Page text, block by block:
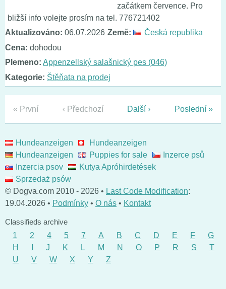
začátkem července. Pro
bližší info volejte prosím na tel. 776721402
Aktualizováno: 06.07.2026 Země:
Česká republika
Cena: dohodou
Plemeno: Appenzellský salašnický pes (046)
Kategorie: Štěňata na prodej
« První ‹ Předchozí Další › Poslední »
Hundeanzeigen
Hundeanzeigen
Hundeanzeigen
Puppies for sale
Inzerce psů
Inzercia psov
Kutya Apróhirdetések
Sprzedaż psów
© Dogva.com 2010 - 2026 • Last Code Modification:
19.04.2026 • Podmínky • O nás • Kontakt
Classifieds archive
1
2 4 5 7 A B C D E F
G
H
J K L M N O P R S
T
U
V W X Y Z